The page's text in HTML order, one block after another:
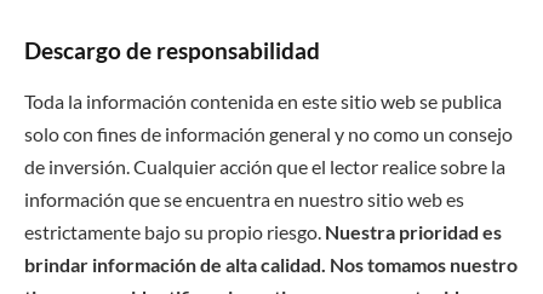
Descargo de responsabilidad
Toda la información contenida en este sitio web se publica
solo con fines de información general y no como un consejo
de inversión. Cualquier acción que el lector realice sobre la
información que se encuentra en nuestro sitio web es
estrictamente bajo su propio riesgo. Nuestra prioridad es
brindar información de alta calidad. Nos tomamos nuestro